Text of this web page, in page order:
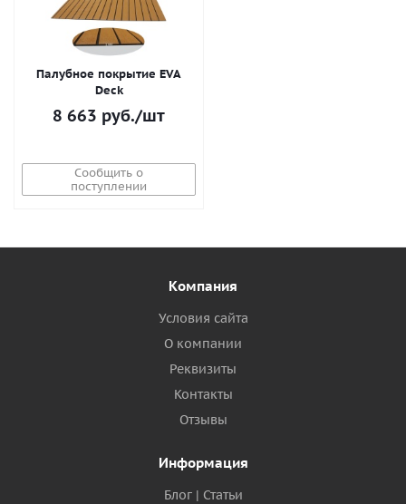
Палубное покрытие EVA
Deck
8 663 руб./шт
Сообщить о
поступлении
Компания
Условия сайта
О компании
Реквизиты
Контакты
Отзывы
Информация
Блог | Статьи